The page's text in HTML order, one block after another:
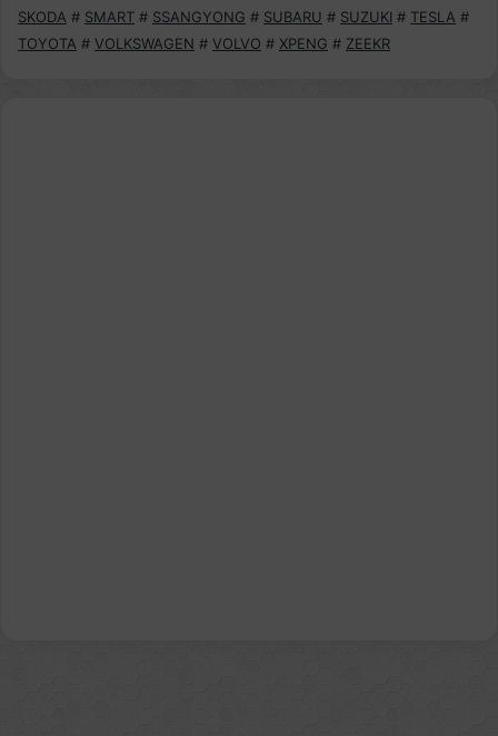
SKODA # SMART # SSANGYONG # SUBARU # SUZUKI # TESLA #
TOYOTA # VOLKSWAGEN # VOLVO # XPENG # ZEEKR